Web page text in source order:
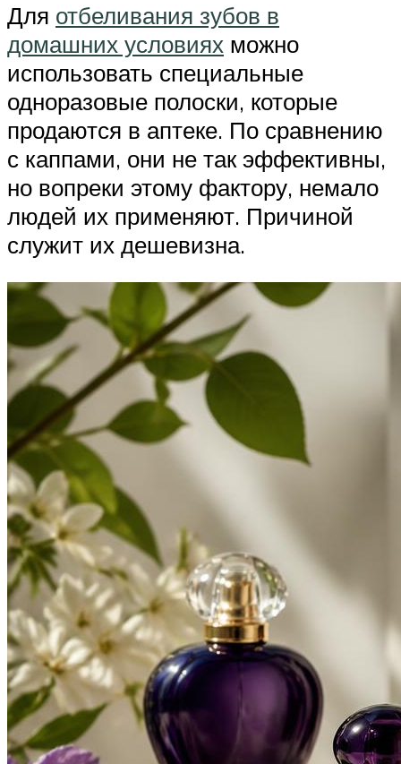
Для отбеливания зубов в
домашних условиях можно
использовать специальные
одноразовые полоски, которые
продаются в аптеке. По сравнению
с каппами, они не так эффективны,
но вопреки этому фактору, немало
людей их применяют. Причиной
служит их дешевизна.